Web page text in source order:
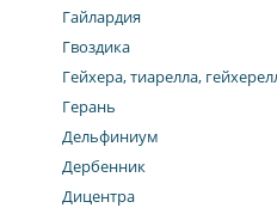
Гайлардия
Гвоздика
Гейхера, тиарелла,
Герань
Дельфиниум
Дербенник
Дицентра